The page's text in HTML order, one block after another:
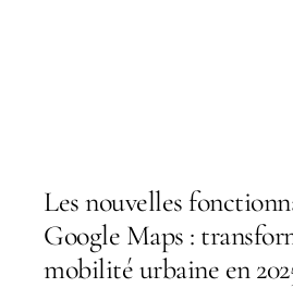
Les nouvelles
Google Maps :
mobilité urbaine en